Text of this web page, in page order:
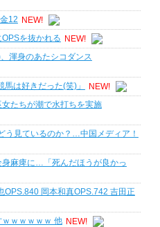
12 NEW!
OPSを抜かれる NEW!
渾身のあたシコダンス
は好きだった(笑)」
NEW!
女たちが潮で水打ちを実施
う見ているのか？…中国メディア！
身麻痺に…「死んだほうが良かっ
OPS.840 岡本和真OPS.742 吉田正
ｗｗｗｗｗｗ 他 NEW!